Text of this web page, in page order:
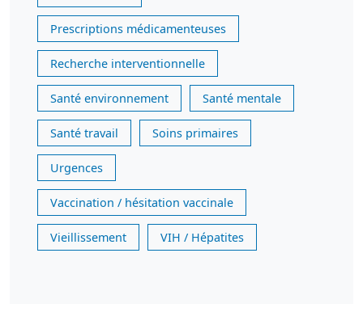
Prescriptions médicamenteuses
Recherche interventionnelle
Santé environnement Santé mentale
Santé travail Soins primaires
Urgences
Vaccination / hésitation vaccinale
Vieillissement VIH / Hépatites